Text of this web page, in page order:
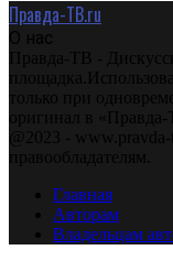
Правда-ТВ.ru
О нас
Правда-ТВ -
только при
оригинал в «Правда-
@2023 -
правообладателям.
Главная
Авторам
Владельцам